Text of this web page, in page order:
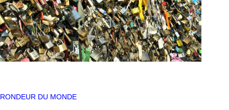
RONDEUR DU MONDE